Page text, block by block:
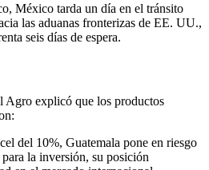
México tarda un día en el tránsito
las aduanas fronterizas de EE. UU.,
seis días de espera.
Agro explicó que los productos
del 10%, Guatemala pone en riesgo
la inversión, su posición